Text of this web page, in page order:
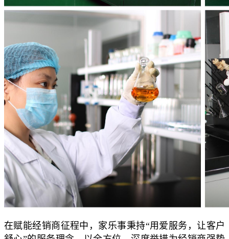
在赋能经销商征程中，家乐事秉持“用爱服务，让客户